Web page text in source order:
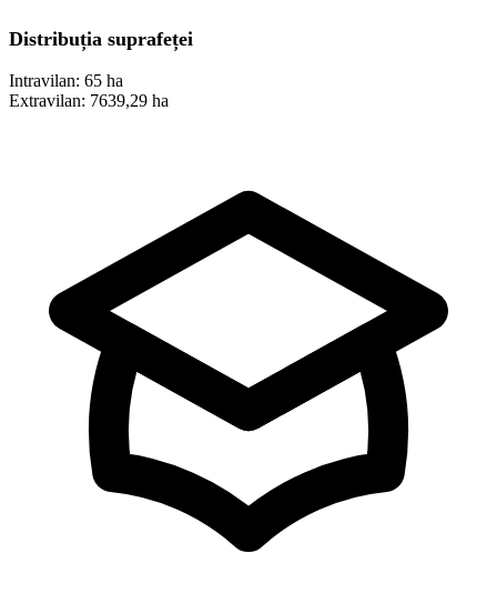
Distribuția suprafeței
Intravilan: 65 ha
Extravilan: 7639,29 ha